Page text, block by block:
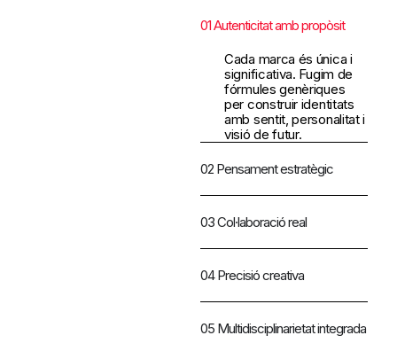
01 Autenticitat amb propòsit
Cada marca és única i
significativa. Fugim de
fórmules genèriques
per construir identitats
amb sentit, personalitat i
visió de futur.
02 Pensament estratègic
03 Col·laboració real
04 Precisió creativa
05 Multidisciplinarietat integrada